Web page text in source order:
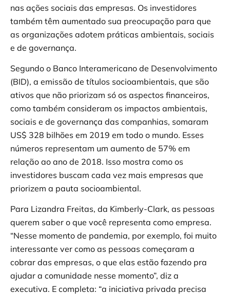
nas ações sociais das empresas. Os investidores
também têm aumentado sua preocupação para que
as organizações adotem práticas ambientais, sociais
e de governança.
Segundo o Banco Interamericano de Desenvolvimento
(BID), a emissão de títulos socioambientais, que são
ativos que não priorizam só os aspectos financeiros,
como também consideram os impactos ambientais,
sociais e de governança das companhias, somaram
US$ 328 bilhões em 2019 em todo o mundo. Esses
números representam um aumento de 57% em
relação ao ano de 2018. Isso mostra como os
investidores buscam cada vez mais empresas que
priorizem a pauta socioambiental.
Para Lizandra Freitas, da Kimberly-Clark, as pessoas
querem saber o que você representa como empresa.
“Nesse momento de pandemia, por exemplo, foi muito
interessante ver como as pessoas começaram a
cobrar das empresas, o que elas estão fazendo pra
ajudar a comunidade nesse momento”, diz a
executiva. E completa: “a iniciativa privada precisa